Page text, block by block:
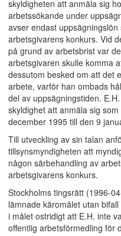
skyldigheten att anmäla sig
arbetssökande under
avser endast
arbetsgivarens konkurs. Vid
på grund av arbetsbrist var
arbetsgivaren skulle komma
dessutom besked om att det
arbete, varför han ombads
del av uppsägningstiden.
skyldighet att anmäla sig
december 1995 till den 9
Till utveckling av sin talan
tillsynsmyndigheten att
någon särbehandling av
arbetsgivarens konkurs.
Stockholms tingsrätt (1996-
lämnade käromålet utan
i målet ostridigt att E.H. inte
offentlig arbetsförmedling för